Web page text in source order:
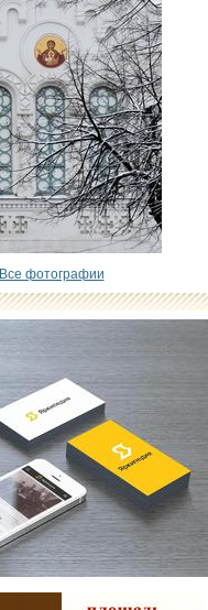
Все фотографии